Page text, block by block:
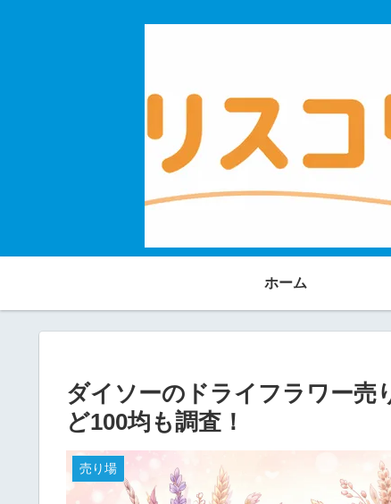
ホーム
ダイソーのドライフラワー売
ど100均も調査！
売り場